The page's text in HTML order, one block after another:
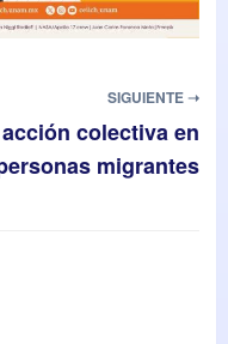
SIGUIENTE ➝
colectiva en
migrantes